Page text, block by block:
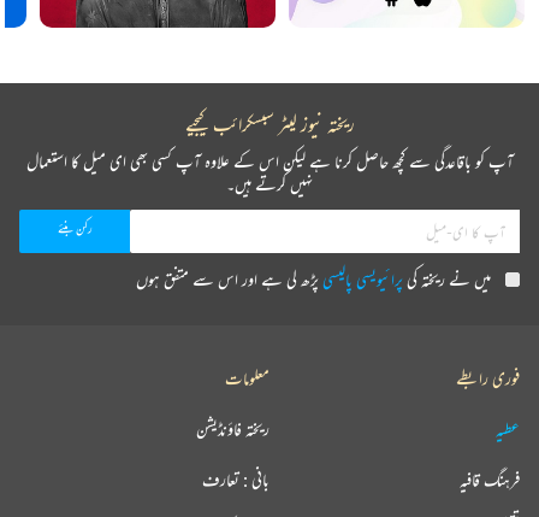
ریختہ نیوز لیٹر سبسکرائب کیجیے
آپ کو باقاعدگی سے کچھ حاصل کرنا ہے لیکن اس کے علاوہ آپ کسی بھی ای میل کا استعمال
نہیں کرتے ہیں۔
میں نے ریختہ کیپرائیویسی پالیسیپڑھ لی ہے اور اس سے متفق ہوں
فوری رابطے
عطیہ
فرہنگ قافیہ
معلومات
ریختہ فاؤنڈیشن
بانی : تعارف